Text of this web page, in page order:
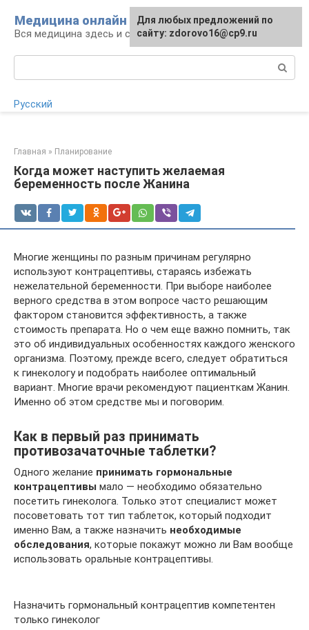
контенту
Медицина онлайн
Вся медицина здесь и сейчас
Русский
Главная » Планирование
Когда может наступить желаемая
беременность после Жанина
Многие женщины по разным причинам регулярно
используют контрацептивы, стараясь избежать
нежелательной беременности. При выборе наиболее
верного средства в этом вопросе часто решающим
фактором становится эффективность, а также
стоимость препарата. Но о чем еще важно помнить, так
это об индивидуальных особенностях каждого женского
организма. Поэтому, прежде всего, следует обратиться
к гинекологу и подобрать наиболее оптимальный
вариант. Многие врачи рекомендуют пациенткам Жанин.
Именно об этом средстве мы и поговорим.
Как в первый раз принимать
противозачаточные таблетки?
Одного желание принимать гормональные
контрацептивы мало — необходимо обязательно
посетить гинеколога. Только этот специалист может
посоветовать тот тип таблеток, который подходит
именно Вам, а также назначить необходимые
обследования, которые покажут можно ли Вам вообще
использовать оральные контрацептивы.
Назначить гормональный контрацептив компетентен
только гинеколог
Для любых предложений по
сайту: [email protected]
Для любых предложений по
сайту: zdorovo16@cp9.ru